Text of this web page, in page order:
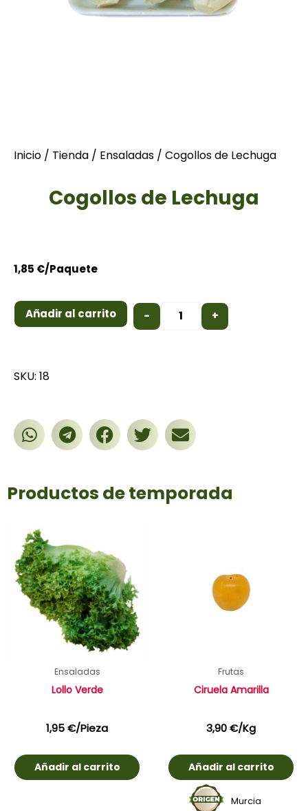
Inicio / Tienda / Ensaladas / Cogollos de Lechuga
Cogollos de Lechuga
1,85 €/Paquete
- +
Añadir al carrito
SKU: 18
Productos de temporada
Ensaladas
Lollo Verde
1,95€/Pieza
Añadir al carrito
Frutas
Ciruela Amarilla
3,90€/Kg
Añadir al carrito
Murcia